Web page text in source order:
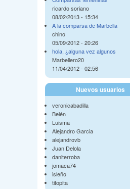
ricardo soriano
08/02/2013 - 15:34
A la comparsa de Marbella
chino
05/09/2012 - 20:26
hola, ¿alguna vez algunos
Marbellero20
11/04/2012 - 02:56
Nuevos usuarios
veronicabadilla
Belén
Luisma
Alejandro Garcia
alejandrovb
Juan Delola
daniterroba
jomaca74
isleño
titopita